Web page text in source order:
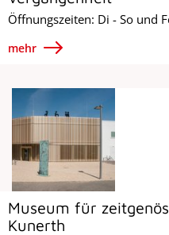
Öffnungszeiten: Di - So und
mehr
Museum für
Kunerth